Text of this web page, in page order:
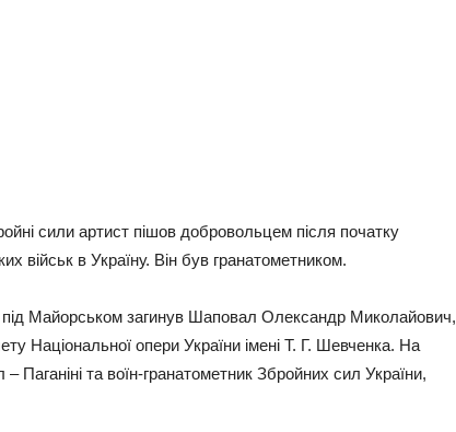
сили артист пішов добровольцем після початку
військ в Україну. Він був гранатометником.
під Майорськом загинув Шаповал Олександр Миколайович,
Національної опери України імені Т. Г. Шевченка. На
та воїн-гранатометник Збройних сил України,